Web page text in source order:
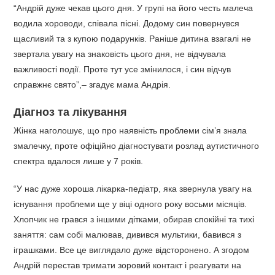
“Андрій дуже чекав цього дня. У групі на його честь малеча
водила хороводи, співала пісні. Додому син повернувся
щасливий та з купою подарунків. Раніше дитина взагалі не
звертала увагу на знаковість цього дня, не відчувала
важливості події. Проте тут усе змінилося, і син відчув
справжнє свято”,– згадує мама Андрія.
Діагноз та лікування
Жінка наголошує, що про наявність проблеми сім’я знала
змалечку, проте офіційно діагностувати розлад аутистичного
спектра вдалося лише у 7 років.
“У нас дуже хороша лікарка-педіатр, яка звернула увагу на
існування проблеми ще у віці одного року восьми місяців.
Хлопчик не грався з іншими дітками, обирав спокійні та тихі
заняття: сам собі малював, дивився мультики, бавився з
іграшками. Все це виглядало дуже відсторонено. А згодом
Андрій перестав тримати зоровий контакт і реагувати на